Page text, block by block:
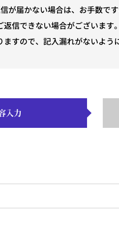
運営会社
お知らせ
が届かない場合は、お手数で
信できない場合がございます
すので、記入漏れがないよう
入力